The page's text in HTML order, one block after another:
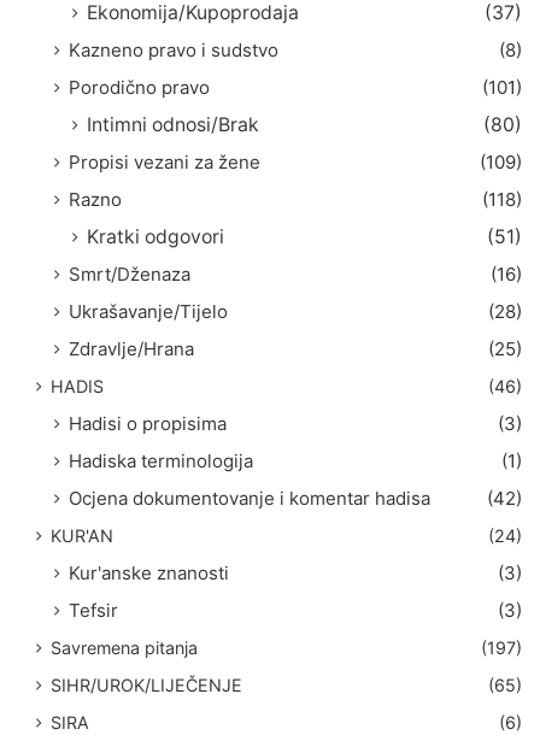
Ekonomija/Kupoprodaja
(37)
Kazneno pravo i sudstvo
(8)
Porodično pravo
(101)
Intimni odnosi/Brak
(80)
Propisi vezani za žene
(109)
Razno
(118)
Kratki odgovori
(51)
Smrt/Dženaza
(16)
Ukrašavanje/Tijelo
(28)
Zdravlje/Hrana
(25)
HADIS (46)
Hadisi o propisima
(3)
Hadiska terminologija
(1)
Ocjena dokumentovanje i komentar hadisa
(42)
KUR'AN (24)
Kur'anske znanosti
(3)
Tefsir
(3)
Savremena pitanja
(197)
SIHR/UROK/LIJEČENJE
(65)
SIRA
(6)